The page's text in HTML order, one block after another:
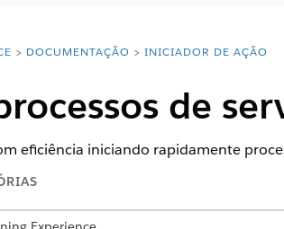
DOCUMENTAÇÃO INICIADOR DE AÇÃO
de
eficiência iniciando rapidamente